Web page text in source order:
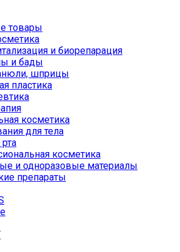
товары
и биорепарация
и бады
шприцы
пластика
косметика
для тела
косметика
и одноразовые материалы
препараты